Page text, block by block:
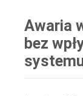
Awaria
bez